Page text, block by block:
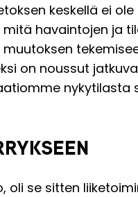
keskellä ei
havaintojen ja
on noussut
nykytilasta
oli se sitten